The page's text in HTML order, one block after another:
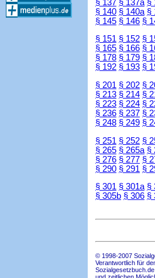
§ 137 § 137a §
§ 140 § 140a §
§ 145 § 146 §
§ 151 § 152 §
§ 165 § 166 §
§ 178 § 179 §
§ 192 § 193 §
§ 201 § 202 §
§ 213 § 214 §
§ 223 § 224 §
§ 236 § 237 §
§ 248 § 249 §
§ 251 § 252 §
§ 265 § 265a §
§ 276 § 277 §
§ 290 § 291 §
§ 301 § 301a §
§ 305b § 306 §
© 1998-2007
Verantwortlich für